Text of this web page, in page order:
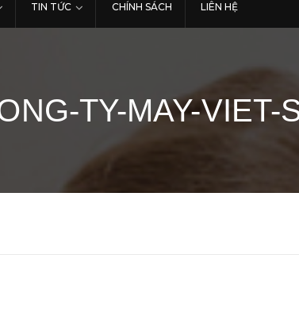
TIN TỨC CHÍNH SÁCH LIÊN HỆ
TY-MAY-VIET-